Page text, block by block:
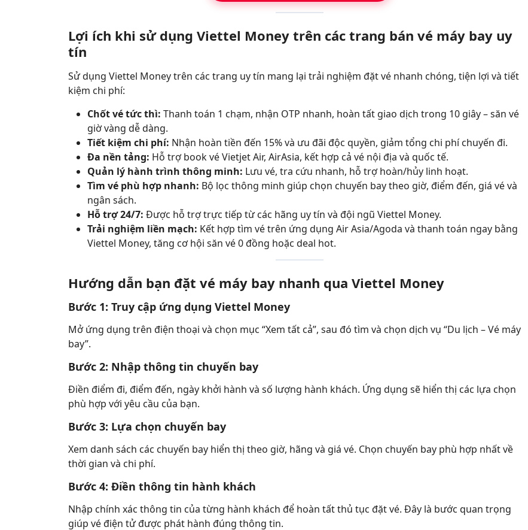
Lợi ích khi sử dụng Viettel Money trên các trang bán vé máy bay uy
tín
Sử dụng Viettel Money trên các trang uy tín mang lại trải nghiệm đặt vé nhanh chóng, tiện lợi và tiết
kiệm chi phí:
Chốt vé tức thì: Thanh toán 1 chạm, nhận OTP nhanh, hoàn tất giao dịch trong 10 giây – săn vé
giờ vàng dễ dàng.
Tiết kiệm chi phí: Nhận hoàn tiền đến 15% và ưu đãi độc quyền, giảm tổng chi phí chuyến đi.
Đa nền tảng: Hỗ trợ book vé Vietjet Air, AirAsia, kết hợp cả vé nội địa và quốc tế.
Quản lý hành trình thông minh: Lưu vé, tra cứu nhanh, hỗ trợ hoàn/hủy linh hoạt.
Tìm vé phù hợp nhanh: Bộ lọc thông minh giúp chọn chuyến bay theo giờ, điểm đến, giá vé và
ngân sách.
Hỗ trợ 24/7: Được hỗ trợ trực tiếp từ các hãng uy tín và đội ngũ Viettel Money.
Trải nghiệm liền mạch: Kết hợp tìm vé trên ứng dụng Air Asia/Agoda và thanh toán ngay bằng
Viettel Money, tăng cơ hội săn vé 0 đồng hoặc deal hot.
Hướng dẫn bạn đặt vé máy bay nhanh qua Viettel Money
Bước 1: Truy cập ứng dụng Viettel Money
Mở ứng dụng trên điện thoại và chọn mục “Xem tất cả”, sau đó tìm và chọn dịch vụ “Du lịch – Vé máy
bay”.
Bước 2: Nhập thông tin chuyến bay
Điền điểm đi, điểm đến, ngày khởi hành và số lượng hành khách. Ứng dụng sẽ hiển thị các lựa chọn
phù hợp với yêu cầu của bạn.
Bước 3: Lựa chọn chuyến bay
Xem danh sách các chuyến bay hiển thị theo giờ, hãng và giá vé. Chọn chuyến bay phù hợp nhất về
thời gian và chi phí.
Bước 4: Điền thông tin hành khách
Nhập chính xác thông tin của từng hành khách để hoàn tất thủ tục đặt vé. Đây là bước quan trọng
giúp vé điện tử được phát hành đúng thông tin.